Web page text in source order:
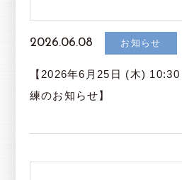
2026.06.08 お知らせ
【2026年6月25日 (木)
練のお知らせ】